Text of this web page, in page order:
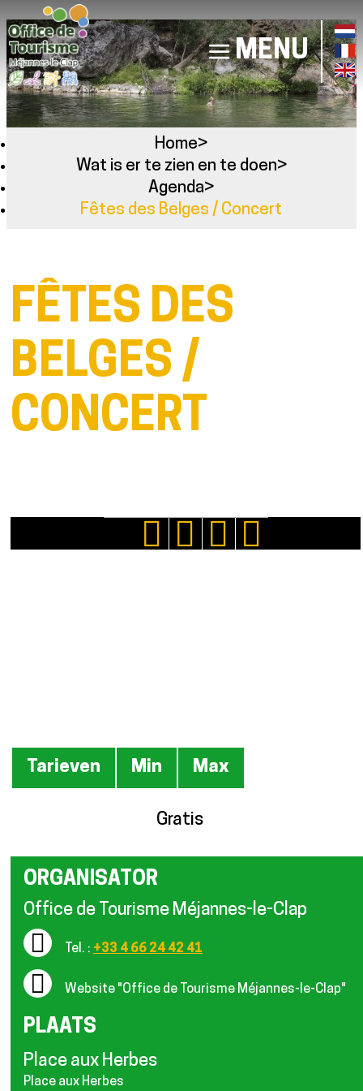
MENU
Home>
Wat is er te zien en te doen>
Agenda>
Fêtes des Belges / Concert
FÊTES DES
BELGES /
CONCERT
Tarieven
Tarieven Min Max
Gratis
ORGANISATOR
Office de Tourisme Méjannes-le-Clap
Tel. : +33 4 66 24 42 41
Website "Office de Tourisme Méjannes-le-Clap"
PLAATS
Place aux Herbes
Place aux Herbes